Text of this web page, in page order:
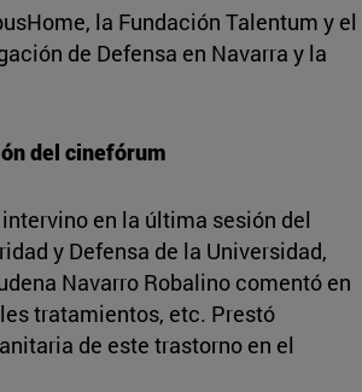
la Fundación Talentum y el
de Defensa en Navarra y la
del cinefórum
intervino en la última sesión del
y Defensa de la Universidad,
Navarro Robalino comentó en
tratamientos, etc. Prestó
de este trastorno en el